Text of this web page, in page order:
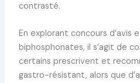
contrasté.
En explorant concours d’avis
biphosphonates, il s’agit de
certains prescrivent et
gastro-résistant, alors que